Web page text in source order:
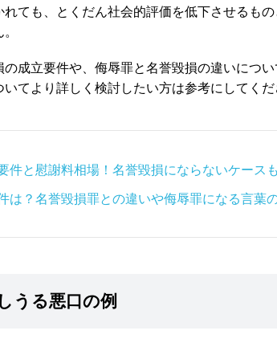
ても、とくだん社会的評価を低下させるもの
成立要件や、侮辱罪と名誉毀損の違いにつ
てより詳しく検討したい方は参考にしてくだ
件と慰謝料相場！名誉毀損にならないケース
は？名誉毀損罪との違いや侮辱罪になる言葉
うる悪口の例